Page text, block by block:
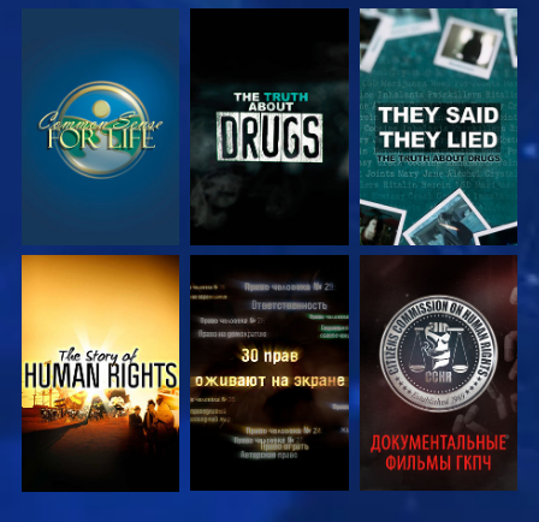
СМОТРЕТЬ СМОТРЕТЬ СМОТРЕТЬ
СМОТРЕТЬ СМОТРЕТЬ СМОТРЕТЬ